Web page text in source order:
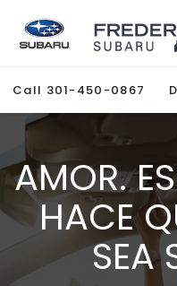
Call 301-450-0867
AMOR.
HACE
SEA